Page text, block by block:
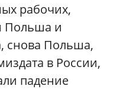
рабочих,
Польша и
снова Польша,
в России,
падение